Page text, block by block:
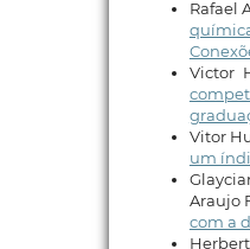
Rafael
Victor
Vitor
um
Araujo
com a